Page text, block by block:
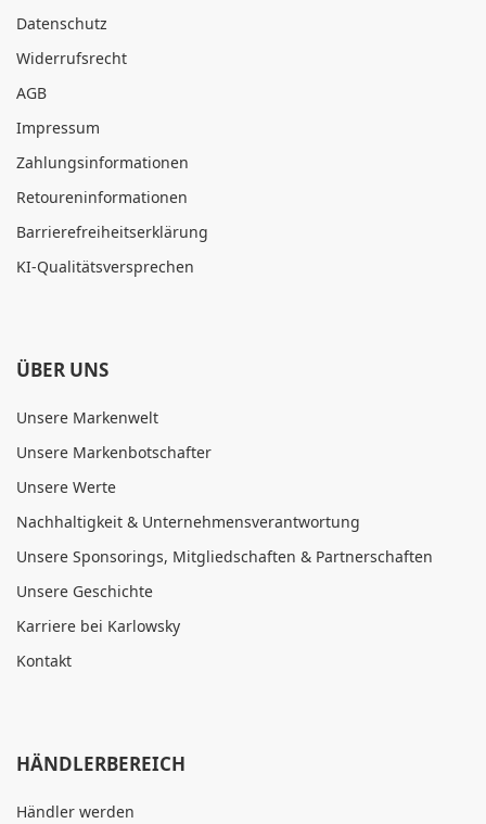
Datenschutz
Widerrufsrecht
AGB
Impressum
Zahlungsinformationen
Retoureninformationen
Barrierefreiheitserklärung
KI-Qualitätsversprechen
ÜBER UNS
Unsere Markenwelt
Unsere Markenbotschafter
Unsere Werte
Nachhaltigkeit & Unternehmensverantwortung
Unsere Sponsorings, Mitgliedschaften & Partnerschaften
Unsere Geschichte
Karriere bei Karlowsky
Kontakt
HÄNDLERBEREICH
Händler werden